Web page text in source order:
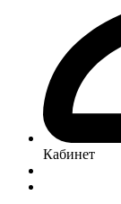
Кабинет